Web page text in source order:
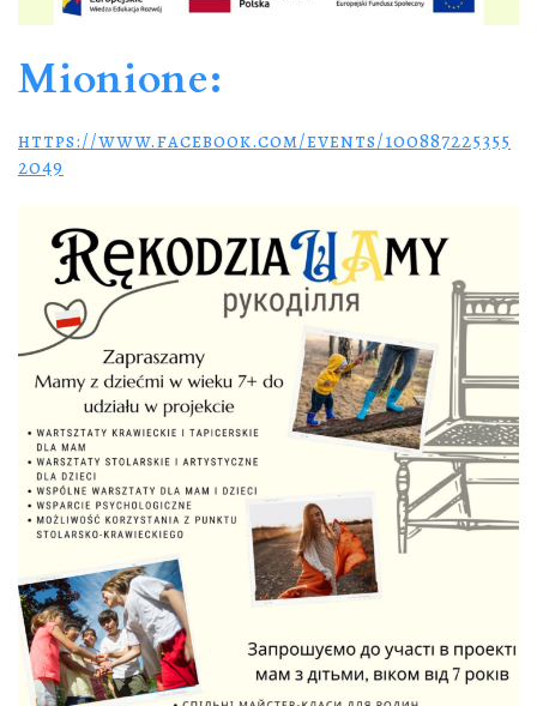
Mionione:
https://www.facebook.com/events/100887225355
2049